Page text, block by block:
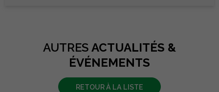
AUTRES ACTUALITÉS &
ÉVÉNEMENTS
RETOUR À LA LISTE